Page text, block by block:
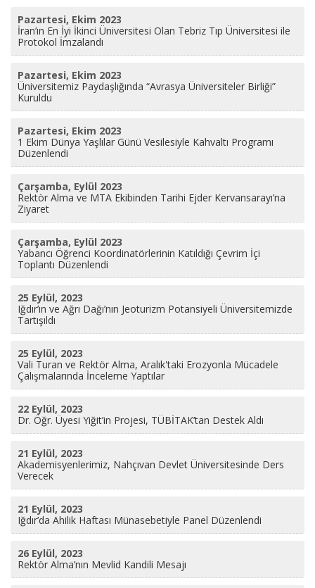
Pazartesi, Ekim 2023
İran’ın En İyi İkinci Üniversitesi Olan Tebriz Tıp Üniversitesi ile
Protokol İmzalandı
Pazartesi, Ekim 2023
Üniversitemiz Paydaşlığında “Avrasya Üniversiteler Birliği”
Kuruldu
Pazartesi, Ekim 2023
1 Ekim Dünya Yaşlılar Günü Vesilesiyle Kahvaltı Programı
Düzenlendi
Çarşamba, Eylül 2023
Rektör Alma ve MTA Ekibinden Tarihi Ejder Kervansarayı’na
Ziyaret
Çarşamba, Eylül 2023
Yabancı Öğrenci Koordinatörlerinin Katıldığı Çevrim İçi
Toplantı Düzenlendi
25 Eylül, 2023
Iğdır’ın ve Ağrı Dağı’nın Jeoturizm Potansiyeli Üniversitemizde
Tartışıldı
25 Eylül, 2023
Vali Turan ve Rektör Alma, Aralık'taki Erozyonla Mücadele
Çalışmalarında İnceleme Yaptılar
22 Eylül, 2023
Dr. Öğr. Üyesi Yiğit’in Projesi, TÜBİTAK’tan Destek Aldı
21 Eylül, 2023
Akademisyenlerimiz, Nahçıvan Devlet Üniversitesinde Ders
Verecek
21 Eylül, 2023
Iğdır’da Ahilik Haftası Münasebetiyle Panel Düzenlendi
26 Eylül, 2023
Rektör Alma’nın Mevlid Kandili Mesajı